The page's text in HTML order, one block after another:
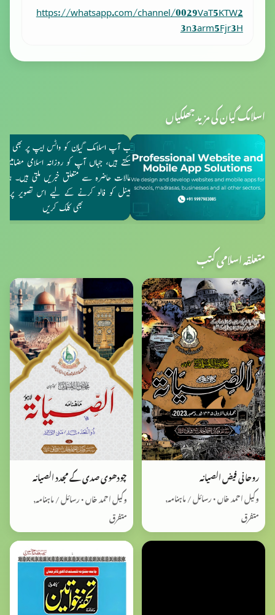
https://whatsapp.com/channel/0029VaT5KTW2
3n3arm5Fjr3H
اسلامک گیان کی مزید جھلکیاں
متعلقہ اسلامی کتب
روحانی فیض الصیانہ
وکیل احمد خاں • رسائل / ماہنامہ,
متفرق
چودھوی صدی کے مجدد الصیانہ
وکیل احمد خاں • رسائل / ماہنامہ,
متفرق